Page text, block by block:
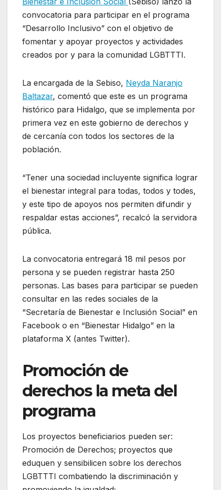
convocatoria para participar en el programa
“Desarrollo Inclusivo” con el objetivo de
fomentar y apoyar proyectos y actividades
creados por y para la comunidad LGBTTTI.
La encargada de la Sebiso, Neyda Naranjo
Baltazar, comentó que este es un programa
histórico para Hidalgo, que se implementa por
primera vez en este gobierno de derechos y
de cercanía con todos los sectores de la
población.
“Tener una sociedad incluyente significa lograr
el bienestar integral para todas, todos y todes,
y este tipo de apoyos nos permiten difundir y
respaldar estas acciones”, recalcó la servidora
pública.
La convocatoria entregará 18 mil pesos por
persona y se pueden registrar hasta 250
personas. Las bases para participar se pueden
consultar en las redes sociales de la
“Secretaría de Bienestar e Inclusión Social” en
Facebook o en “Bienestar Hidalgo” en la
plataforma X (antes Twitter).
Promoción de
derechos la meta del
programa
Los proyectos beneficiarios pueden ser:
Promoción de Derechos; proyectos que
eduquen y sensibilicen sobre los derechos
LGBTTTI combatiendo la discriminación y